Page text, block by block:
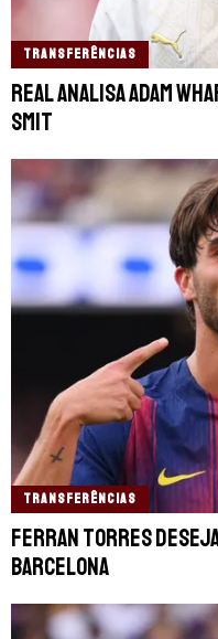
TRANSFERÊNCIAS
Real analisa Adam
Smit
TRANSFERÊNCIAS
Ferran Torres deseja
Barcelona